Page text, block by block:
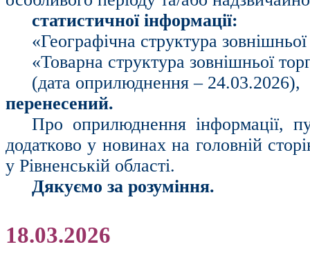
статистичної інформації:
«Географічна структура
«Товарна структура зовнішньої
(дата оприлюднення – 24.03.2026),
перенесений.
Про оприлюднення інформації,
додатково у новинах на головній
у Рівненській області.
Дякуємо за розуміння.
18.03.2026